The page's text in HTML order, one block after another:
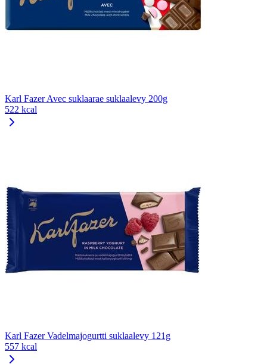
Karl Fazer Avec suklaarae suklaalevy 200g
522 kcal
Karl Fazer Vadelmajogurtti suklaalevy 121g
557 kcal